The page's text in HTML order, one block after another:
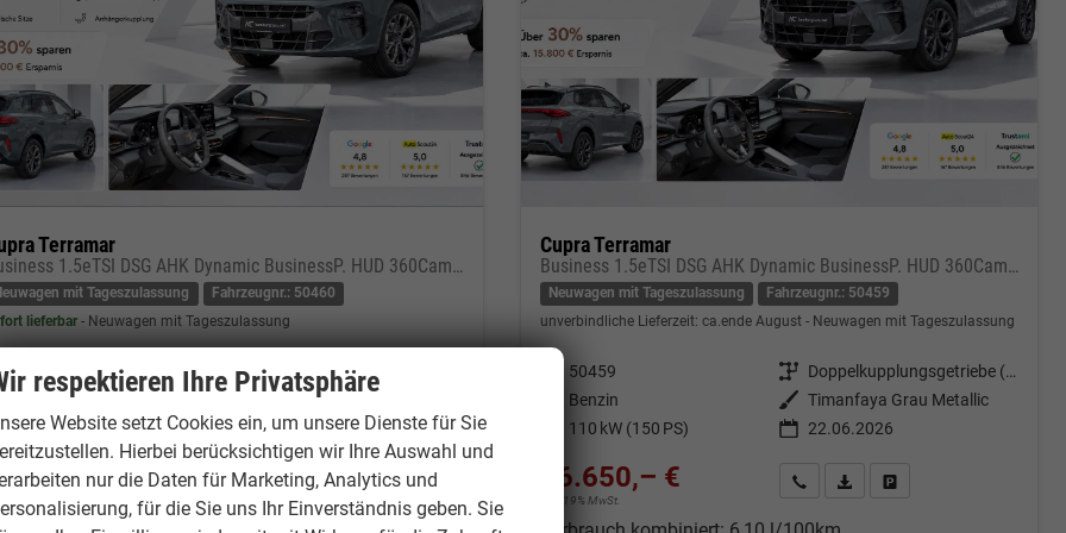
Terramar
Business 1.5eTSI DSG AHK Dynamic BusinessP. HUD 360Cam DGE Paket - DIGITAL DRIVE INTELLIGENT L Gepäcktrennnetz
mit Tageszulassung
Fahrzeugnr.: 50460
lieferbar
Neuwagen mit Tageszulassung
50460 Getriebe
Fjord Blau
110 kW (150 PS) 22.06.2026
€
19% MwSt.
Kontakt & Angebot anfordern
PDF-Datei, Fahrzeugexposé drucken
Fahrzeug merken/Expose drucken
Cupra Terramar
Business 1.5eTSI DSG AHK Dynamic BusinessP. HUD 360Cam DGE Paket - DIGITAL DRIVE INTELLIGENT L Gepäcktrennnetz
Neuwagen mit Tageszulassung
Fahrzeugnr.: 50459
unverbindliche Lieferzeit: ca.ende August Neuwagen mit Tageszulassung
50459 Getriebe
Doppelkupplungsgetriebe (DSG)
Benzin Außenfarbe Timanfaya Grau Metallic
110 kW (150 PS) 22.06.2026
36.650,– €
incl. 19% MwSt.
Kontakt & Angebot anfordern
PDF-Datei, Fahrzeugexposé
Fahrzeug merken/Expose
respektieren Ihre Privatsphäre
Website setzt Cookies ein, um unsere Dienste für Sie
Hierbei berücksichtigen wir Ihre Auswahl und
nur die Daten für Marketing, Analytics und
für die Sie uns Ihr Einverständnis geben. Sie